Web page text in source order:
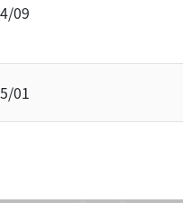
09
01